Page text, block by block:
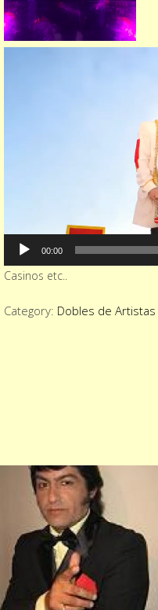
00:00
Casinos etc..
Category: Dobles de Artistas